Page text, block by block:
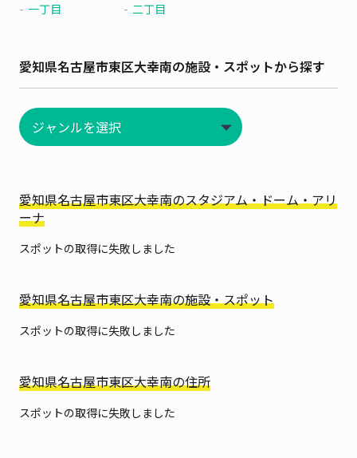
一丁目 二丁目
愛知県名古屋市東区大幸南の施設・スポットから探す
愛知県名古屋市東区大幸南のスタジアム・ドーム・アリ
ーナ
スポットの取得に失敗しました
愛知県名古屋市東区大幸南の施設・スポット
スポットの取得に失敗しました
愛知県名古屋市東区大幸南の住所
スポットの取得に失敗しました